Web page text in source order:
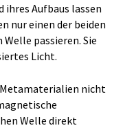
ihres Aufbaus lassen
nur einen der beiden
passieren. Sie
Licht.
Metamaterialien nicht
Welle direkt